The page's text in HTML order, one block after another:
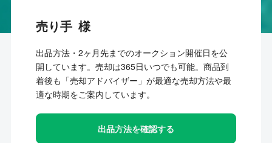
売り手
出品方法・2ヶ月先までのオークション開催日を公
開しています。売却は365日いつでも可能。商品到
着後も「売却アドバイザー」が最適な売却方法や最
適な時期をご案内しています。
出品方法を確認する